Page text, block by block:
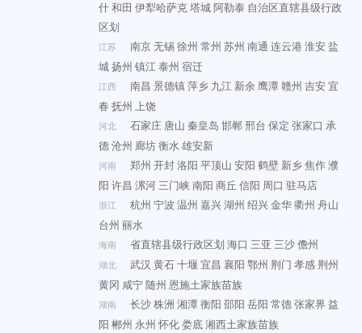
什和田 伊犁哈萨克塔城阿勒泰 自治区直辖县级行政
区划
江苏 南京无锡徐州 常州 苏州 南通 连云港淮安盐
城扬州 镇江泰州 宿迁
江西 南昌 景德镇萍乡 九江 新余鹰潭赣州 吉安宜
春 抚州 上饶
河北 石家庄 唐山 秦皇岛 邯郸邢台 保定 张家口 承
德沧州 廊坊衡水雄安新
河南 郑州 开封洛阳 平顶山 安阳 鹤壁 新乡焦作濮
阳 许昌 漯河三门峡南阳 商丘 信阳 周口 驻马店
浙江 杭州 宁波 温州 嘉兴湖州 绍兴金华衢州 舟山
台州 丽水
海南 省直辖县级行政区划 海口 三亚 三沙儋州
湖北 武汉 黄石十堰 宜昌 襄阳 鄂州 荆门 孝感荆州
黄冈 咸宁随州 恩施土家族苗族
湖南 长沙株洲 湘潭衡阳 邵阳 岳阳 常德张家界 益
阳 郴州 永州 怀化娄底湘西土家族苗族